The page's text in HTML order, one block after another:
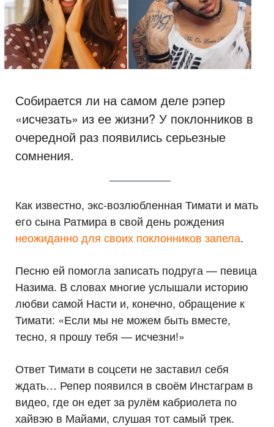
Собирается ли на самом деле рэпер
«исчезать» из ее жизни? У поклонников в
очередной раз появились серьезные
сомнения.
Как известно, экс-возлюбленная Тимати и мать
его сына Ратмира в свой день рождения
неожиданно для своих поклонников запела.
Песню ей помогла записать подруга — певица
Назима. В словах многие услышали историю
любви самой Насти и, конечно, обращение к
Тимати: «Если мы не можем быть вместе,
тесно, я прошу тебя — исчезни!»
Ответ Тимати в соцсети не заставил себя
ждать… Репер появился в своём Инстаграм в
видео, где он едет за рулём кабриолета по
хайвэю в Майами, слушая тот самый трек.